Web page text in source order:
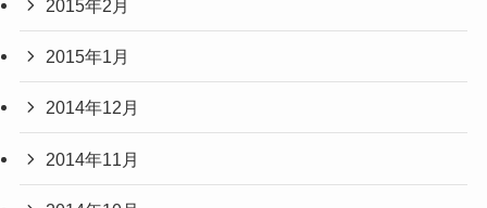
2015年2月
2015年1月
2014年12月
2014年11月